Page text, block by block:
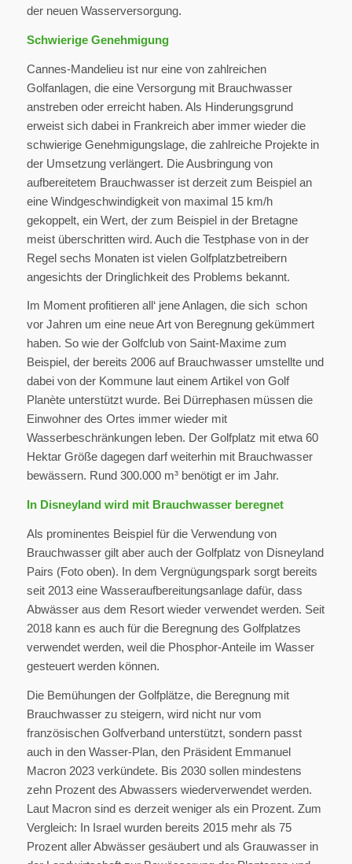
der neuen Wasserversorgung.
Schwierige Genehmigung
Cannes-Mandelieu ist nur eine von zahlreichen
Golfanlagen, die eine Versorgung mit Brauchwasser
anstreben oder erreicht haben. Als Hinderungsgrund
erweist sich dabei in Frankreich aber immer wieder die
schwierige Genehmigungslage, die zahlreiche Projekte in
der Umsetzung verlängert. Die Ausbringung von
aufbereitetem Brauchwasser ist derzeit zum Beispiel an
eine Windgeschwindigkeit von maximal 15 km/h
gekoppelt, ein Wert, der zum Beispiel in der Bretagne
meist überschritten wird. Auch die Testphase von in der
Regel sechs Monaten ist vielen Golfplatzbetreibern
angesichts der Dringlichkeit des Problems bekannt.
Im Moment profitieren all‘ jene Anlagen, die sich schon
vor Jahren um eine neue Art von Beregnung gekümmert
haben. So wie der Golfclub von Saint-Maxime zum
Beispiel, der bereits 2006 auf Brauchwasser umstellte und
dabei von der Kommune laut einem Artikel von Golf
Planète unterstützt wurde. Bei Dürrephasen müssen die
Einwohner des Ortes immer wieder mit
Wasserbeschränkungen leben. Der Golfplatz mit etwa 60
Hektar Größe dagegen darf weiterhin mit Brauchwasser
bewässern. Rund 300.000 m³ benötigt er im Jahr.
In Disneyland wird mit Brauchwasser beregnet
Als prominentes Beispiel für die Verwendung von
Brauchwasser gilt aber auch der Golfplatz von Disneyland
Pairs (Foto oben). In dem Vergnügungspark sorgt bereits
seit 2013 eine Wasseraufbereitungsanlage dafür, dass
Abwässer aus dem Resort wieder verwendet werden. Seit
2018 kann es auch für die Beregnung des Golfplatzes
verwendet werden, weil die Phosphor-Anteile im Wasser
gesteuert werden können.
Die Bemühungen der Golfplätze, die Beregnung mit
Brauchwasser zu steigern, wird nicht nur vom
französischen Golfverband unterstützt, sondern passt
auch in den Wasser-Plan, den Präsident Emmanuel
Macron 2023 verkündete. Bis 2030 sollen mindestens
zehn Prozent des Abwassers wiederverwendet werden.
Laut Macron sind es derzeit weniger als ein Prozent. Zum
Vergleich: In Israel wurden bereits 2015 mehr als 75
Prozent aller Abwässer gesäubert und als Grauwasser in